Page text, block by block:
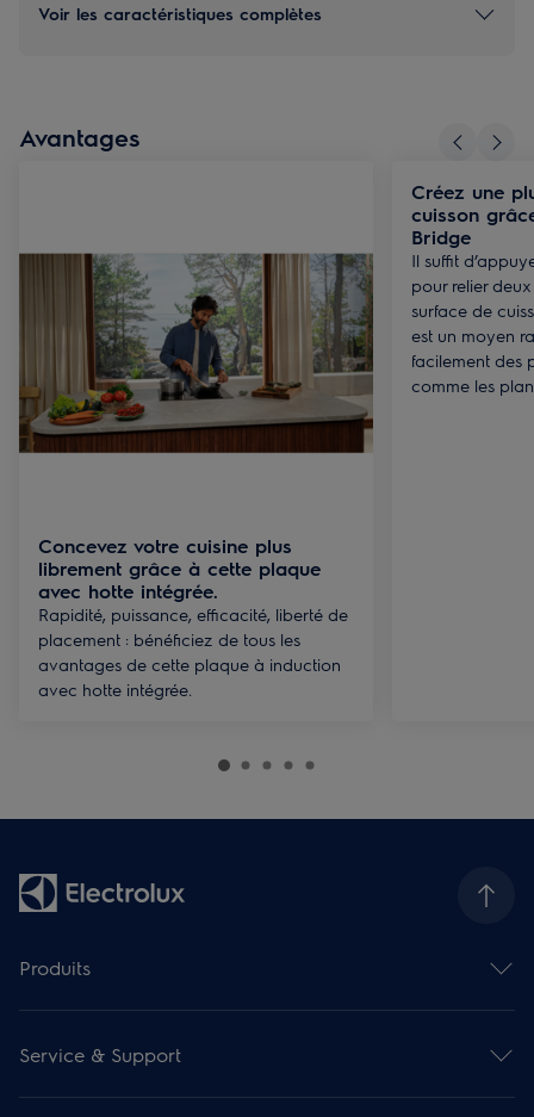
Voir les caractéristiques complètes
Avantages
Concevez votre cuisine plus
librement grâce à cette plaque
avec hotte intégrée.
Rapidité, puissance, efficacité, liberté de
placement : bénéficiez de tous les
avantages de cette plaque à induction
avec hotte intégrée.
Créez une
cuisson
Bridge
Il suffit
pour relier
surface de
est un moyen
facilement des
comme les
Produits
Taques de cuisson
Hottes de cuisine
Gamme compact encastrable
Service & Support